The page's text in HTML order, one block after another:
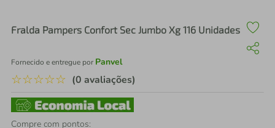
Fralda Pampers Confort Sec Jumbo Xg 116 Unidades
Fornecido e entregue por Panvel
☆☆☆☆☆ (0 avaliações)
Compre com pontos: